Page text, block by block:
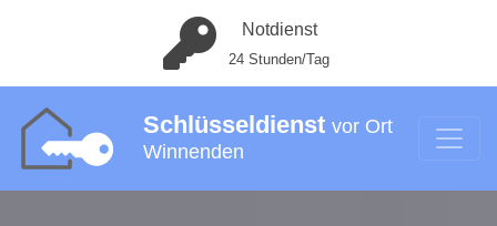
Notdienst
24 Stunden/Tag
Schlüsseldienst vor Ort
Winnenden